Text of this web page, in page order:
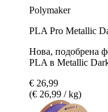
Polymaker
PLA Pro Metallic
Нова, подобрена
PLA в Metallic
€ 26,99
(€ 26,99 / kg)